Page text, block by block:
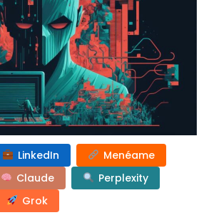
LinkedIn
Menéame
Claude
Perplexity
Grok